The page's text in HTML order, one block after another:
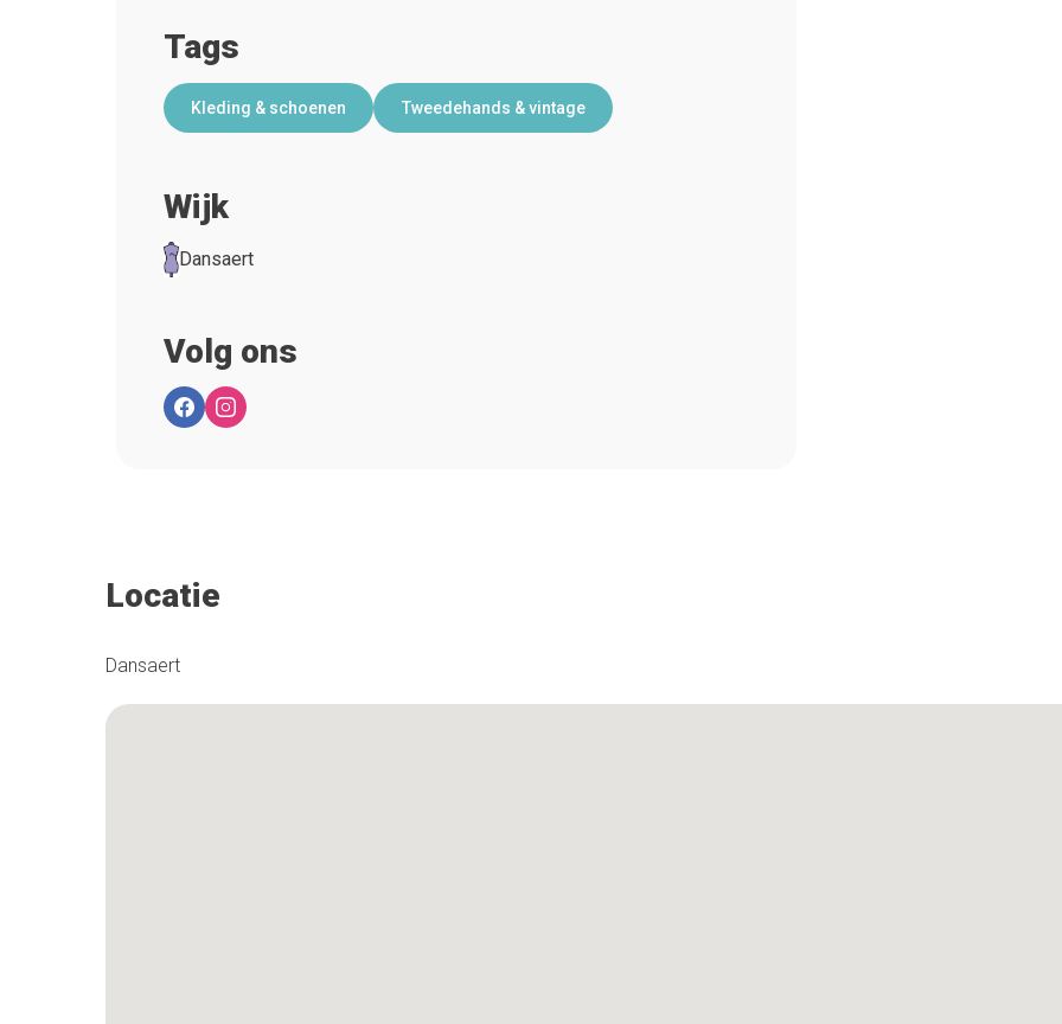
Tags
Kleding & schoenen Tweedehands & vintage
Wijk
Dansaert
Volg ons
Locatie
Dansaert